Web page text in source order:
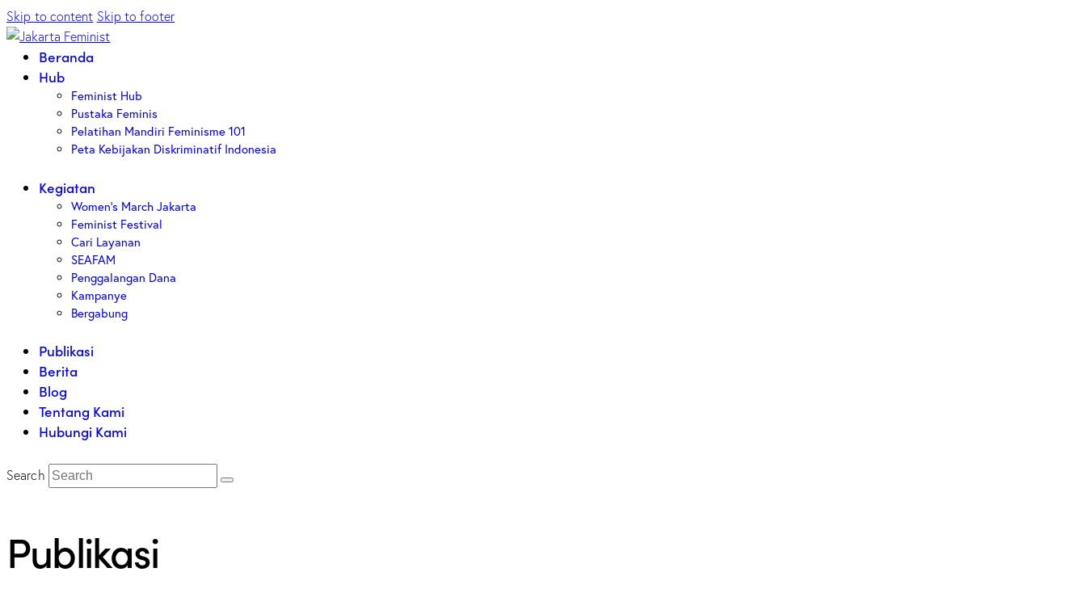
Skip to content Skip to footer
Beranda
Hub
Feminist Hub
Pustaka Feminis
Pelatihan Mandiri Feminisme 101
Peta Kebijakan Diskriminatif Indonesia
Kegiatan
Women’s March Jakarta
Feminist Festival
Cari Layanan
SEAFAM
Penggalangan Dana
Kampanye
Bergabung
Publikasi
Berita
Blog
Tentang Kami
Hubungi Kami
Search
Publikasi